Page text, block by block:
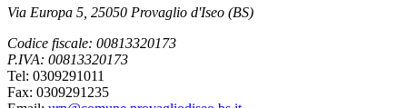
Via Europa 5, 25050 Provaglio d'Iseo (BS)
Codice fiscale: 00813320173
P.IVA: 00813320173
Tel: 0309291011
Fax: 0309291235